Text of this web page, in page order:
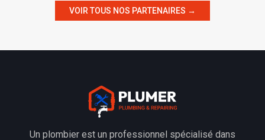
VOIR TOUS NOS PARTENAIRES →
Un plombier est un professionnel spécialisé dans